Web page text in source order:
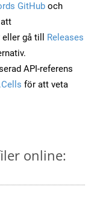
GitHub och
gå till Releases
API-referens
för att veta
online: